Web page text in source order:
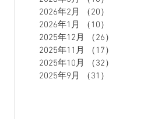
2026年2月
（20）
2026年1月
（10）
2025年12月
（26）
2025年11月
（17）
2025年10月
（32）
2025年9月
（31）